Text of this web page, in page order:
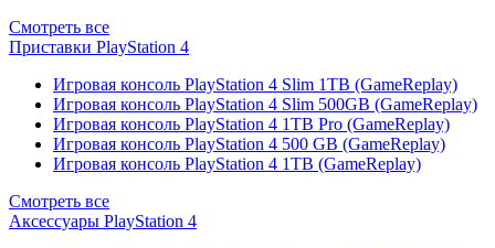
Смотреть все
Приставки PlayStation 4
Игровая консоль PlayStation 4 Slim 1TB (GameReplay)
Игровая консоль PlayStation 4 Slim 500GB (GameReplay)
Игровая консоль PlayStation 4 1TB Pro (GameReplay)
Игровая консоль PlayStation 4 500 GB (GameReplay)
Игровая консоль PlayStation 4 1TB (GameReplay)
Смотреть все
Аксессуары PlayStation 4